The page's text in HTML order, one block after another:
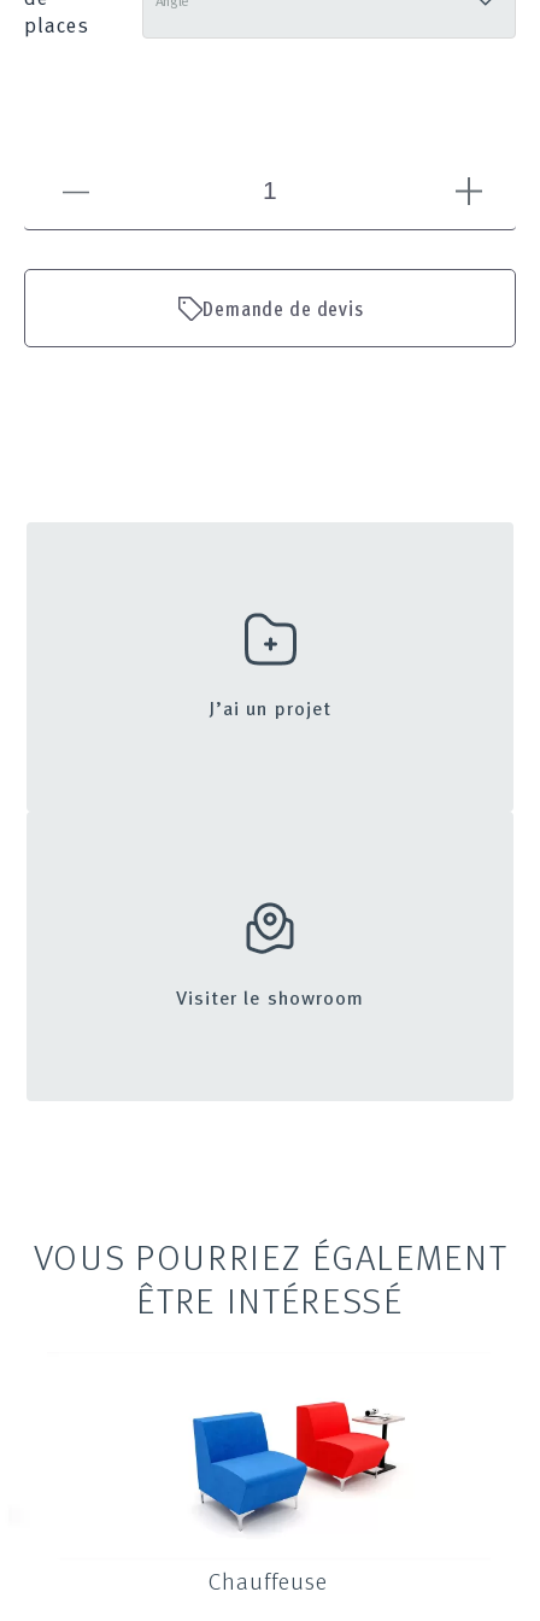
places
Demande de devis
J’ai un projet
Visiter le showroom
VOUS POURRIEZ ÉGALEMENT
ÊTRE INTÉRESSÉ
Chauffeuse